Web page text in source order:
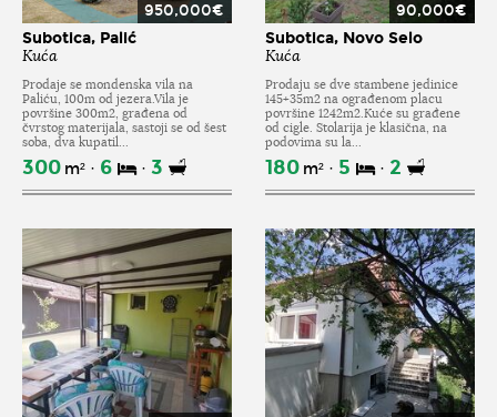
950,000€
Subotica, Palić
Kuća
Prodaje se mondenska vila na
Paliću, 100m od jezera.Vila je
površine 300m2, građena od
čvrstog materijala, sastoji se od šest
soba, dva kupatil...
300 m² 6 3
90,000€
Subotica, Novo Selo
Kuća
Prodaju se dve stambene jedinice
145+35m2 na ograđenom placu
površine 1242m2.Kuće su građene
od cigle. Stolarija je klasična, na
podovima su la...
180 m² 5 2